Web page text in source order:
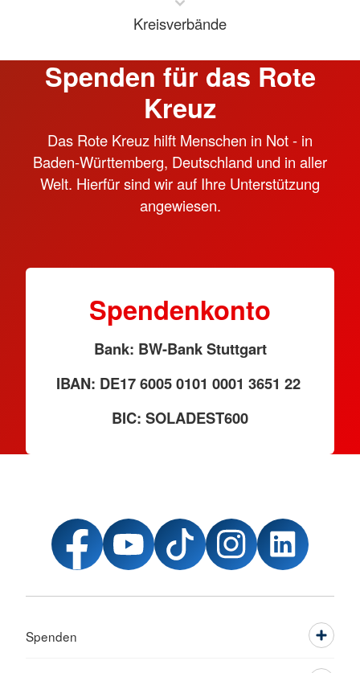
Kreisverbände
Spenden für das Rote
Kreuz
Das Rote Kreuz hilft Menschen in Not - in
Baden-Württemberg, Deutschland und in aller
Welt. Hierfür sind wir auf Ihre Unterstützung
angewiesen.
Spendenkonto
Bank: BW-Bank Stuttgart
IBAN: DE17 6005 0101 0001 3651 22
BIC: SOLADEST600
Spenden